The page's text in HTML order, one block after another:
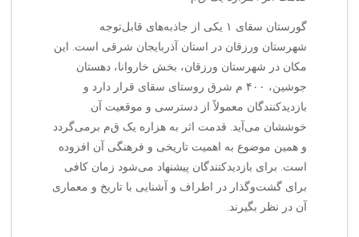
گورستان سقای ۱ یکی از جاذبه‌های قابل‌توجه
شهرستان ورزقان در استان آذربایجان شرقی است. این
مکان در شهرستان ورزقان، بخش خاروانا، دهستان
جوشین، ۴۰۰ م شرق روستای سقای قرار دارد و
بازدیدکنندگان معمولاً از دسترسی و موقعیت آن
خوششان می‌آید. قدمت اثر به هزاره یک ق‌م‌ برمی‌گردد
و همین موضوع به اهمیت تاریخی و فرهنگی آن افزوده
است. برای بازدیدکنندگان پیشنهاد می‌شود زمان کافی
برای گشت‌وگذار در اطراف و آشنایی با تاریخ و معماری
آن در نظر بگیرند.